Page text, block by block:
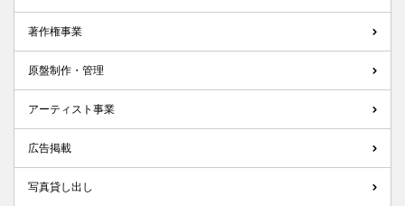
著作権事業
原盤制作・管理
アーティスト事業
広告掲載
写真貸し出し